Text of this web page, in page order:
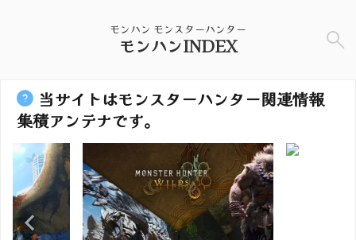
モンハン モンスターハンター
モンハンINDEX
当サイトはモンスターハンター関連情報
集積アンテナです。